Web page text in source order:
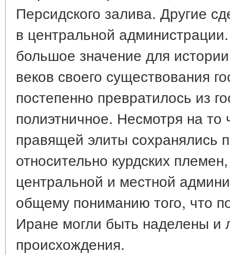
Персидского залива. Другие
в центральной
большое значение для
веков своего существования
постепенно превратилось из
полиэтничное. Несмотря на
правящей элиты сохранялись
относительно курдских
центральной и местной
общему пониманию того, что
Иране могли быть наделены и
происхождения.